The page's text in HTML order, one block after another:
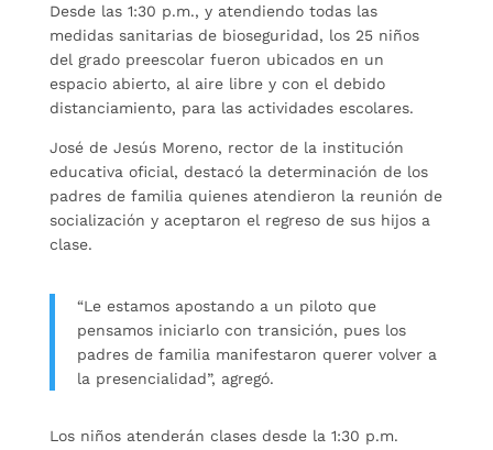
Desde las 1:30 p.m., y atendiendo todas las
medidas sanitarias de bioseguridad, los 25 niños
del grado preescolar fueron ubicados en un
espacio abierto, al aire libre y con el debido
distanciamiento, para las actividades escolares.
José de Jesús Moreno, rector de la institución
educativa oficial, destacó la determinación de los
padres de familia quienes atendieron la reunión de
socialización y aceptaron el regreso de sus hijos a
clase.
“Le estamos apostando a un piloto que
pensamos iniciarlo con transición, pues los
padres de familia manifestaron querer volver a
la presencialidad”, agregó.
Los niños atenderán clases desde la 1:30 p.m.